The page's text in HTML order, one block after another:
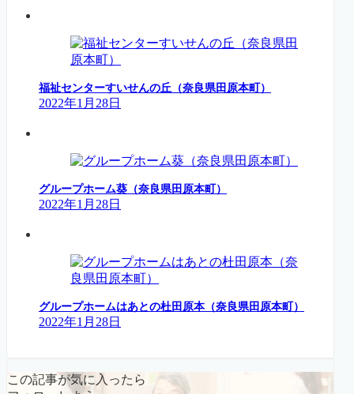
福祉センターすいせんの丘（奈良県田原本町）
2022年1月28日
グループホーム葵（奈良県田原本町）
2022年1月28日
グループホームはあとの杜田原本（奈良県田原本町）
2022年1月28日
この記事が気に入ったら